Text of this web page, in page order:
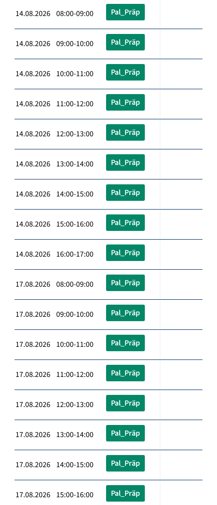
14.08.2026 08:00-09:00 Pal_Präp
14.08.2026 09:00-10:00 Pal_Präp
14.08.2026 10:00-11:00 Pal_Präp
14.08.2026 11:00-12:00 Pal_Präp
14.08.2026 12:00-13:00 Pal_Präp
14.08.2026 13:00-14:00 Pal_Präp
14.08.2026 14:00-15:00 Pal_Präp
14.08.2026 15:00-16:00 Pal_Präp
14.08.2026 16:00-17:00 Pal_Präp
17.08.2026 08:00-09:00 Pal_Präp
17.08.2026 09:00-10:00 Pal_Präp
17.08.2026 10:00-11:00 Pal_Präp
17.08.2026 11:00-12:00 Pal_Präp
17.08.2026 12:00-13:00 Pal_Präp
17.08.2026 13:00-14:00 Pal_Präp
17.08.2026 14:00-15:00 Pal_Präp
17.08.2026 15:00-16:00 Pal_Präp